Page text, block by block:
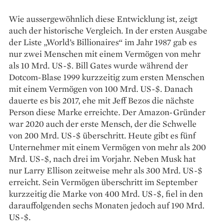
Wie aussergewöhnlich diese Entwicklung ist, zeigt
auch der historische Vergleich. In der ersten Ausgabe
der Liste „World’s Billionaires“ im Jahr 1987 gab es
nur zwei Menschen mit einem Vermögen von mehr
als 10 Mrd. US-$. Bill Gates wurde während der
Dotcom-Blase 1999 kurzzeitig zum ersten Menschen
mit einem Vermögen von 100 Mrd. US-$. Danach
dauerte es bis 2017, ehe mit Jeff Bezos die nächste
Person diese Marke erreichte. Der Amazon-Gründer
war 2020 auch der erste Mensch, der die Schwelle
von 200 Mrd. US-$ überschritt. Heute gibt es fünf
Unternehmer mit einem Vermögen von mehr als 200
Mrd. US-$, nach drei im Vorjahr. Neben Musk hat
nur Larry Ellison zeitweise mehr als 300 Mrd. US-$
erreicht. Sein Vermögen überschritt im September
kurzzeitig die Marke von 400 Mrd. US-$, fiel in den
darauffolgenden sechs Monaten jedoch auf 190 Mrd.
US-$.